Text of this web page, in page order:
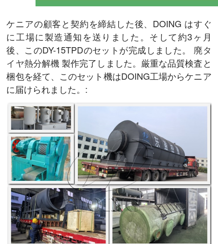
ケニアの顧客と契約を締結した後、DOING はすぐ
に工場に製造通知を送りました。そして約3ヶ月
後、このDY-15TPDのセットが完成しました。 廃タ
イヤ熱分解機 製作完了しました。厳重な品質検査と
梱包を経て、このセット機はDOING工場からケニア
に届けられました。: